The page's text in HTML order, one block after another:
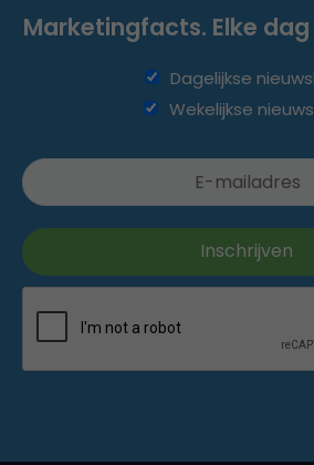
Marketingfacts. Elke dag
Dagelijkse
Wekelijkse